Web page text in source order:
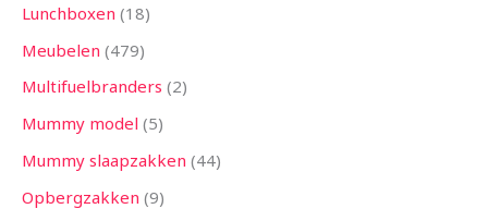
Lunchboxen 18
Meubelen 479
Multifuelbranders 2
Mummy model 5
Mummy slaapzakken 44
Opbergzakken 9